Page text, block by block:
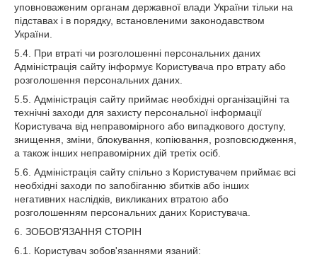
уповноваженим органам державної влади України тільки на
підставах і в порядку, встановленими законодавством
України.
5.4. При втраті чи розголошенні персональних даних
Адміністрація сайту інформує Користувача про втрату або
розголошення персональних даних.
5.5. Адміністрація сайту приймає необхідні організаційні та
технічні заходи для захисту персональної інформації
Користувача від неправомірного або випадкового доступу,
знищення, зміни, блокування, копіювання, розповсюдження,
а також інших неправомірних дій третіх осіб.
5.6. Адміністрація сайту спільно з Користувачем приймає всі
необхідні заходи по запобіганню збитків або інших
негативних наслідків, викликаних втратою або
розголошенням персональних даних Користувача.
6. ЗОБОВ'ЯЗАННЯ СТОРІН
6.1. Користувач зобов'язаннями язаний: